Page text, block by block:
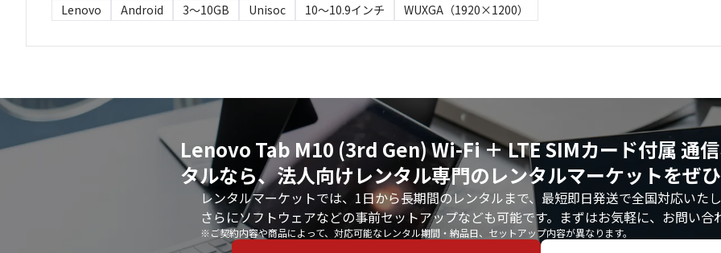
Lenovo Android 3〜10GB Unisoc 10～10.9インチ WUXGA（1920×1200）
Lenovo Tab M10 (3rd Gen) Wi-Fi ＋ LTE SIMカード付属 通
タルなら、法人向けレンタル専門のレンタルマーケットをぜ
レンタルマーケットでは、1日から長期間のレンタルまで、最短即日発送で全国対応いた
さらにソフトウェアなどの事前セットアップなども可能です。まずはお気軽に、お問い
※ご契約内容や商品によって、対応可能なレンタル期間・納品日、セットアップ内容が異なります。